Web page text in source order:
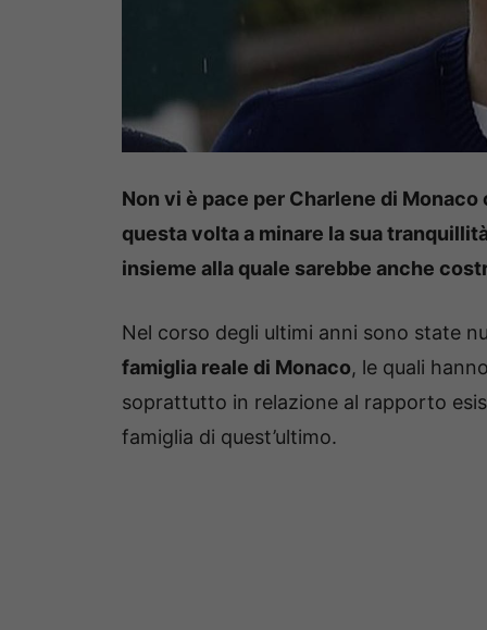
Non vi è pace per Charlene di
questa volta a minare la sua
insieme alla quale sarebbe anche
Nel corso degli ultimi anni sono state
famiglia reale di Monaco, le quali
soprattutto in relazione al rapporto
famiglia di quest’ultimo.